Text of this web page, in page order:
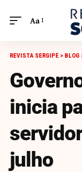
Aa
REVISTA SERGIPE > BLOG
inicia
julho